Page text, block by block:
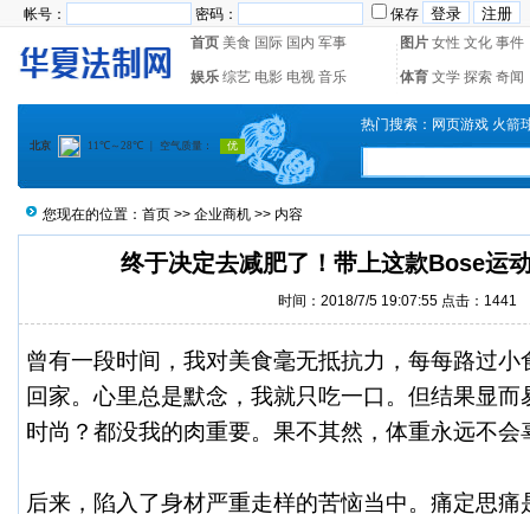
帐号： 密码：
保存
首页 美食 国际 国内 军事 图片 女性 文化 事件
娱乐 综艺 电影 电视 音乐 体育 文学 探索 奇闻
热门搜索： 网页游戏 火箭
您现在的位置： 首页 >> 企业商机 >> 内容
终于决定去减肥了！带上这款Bose运
时间：2018/7/5 19:07:55 点击： 1441
曾有一段时间，我对美食毫无抵抗力，每每路过
回家。心里总是默念，我就只吃一口。但结果显
时尚？都没我的肉重要。果不其然，体重永远不
后来，陷入了身材严重走样的苦恼当中。痛定思